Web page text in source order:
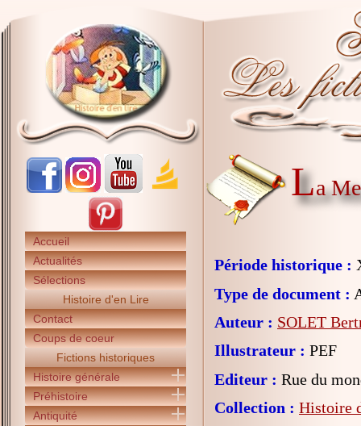
Accueil
Actualités
Sélections
Histoire d'en Lire
Contact
Coups de coeur
Fictions historiques
Histoire générale
Préhistoire
Antiquité
La
Période historique :
Type de document :
Auteur : SOLET
Illustrateur : PEF
Editeur : Rue du
Collection : Histoire